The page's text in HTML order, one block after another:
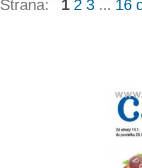
Strana: 1 2 3 ... 16